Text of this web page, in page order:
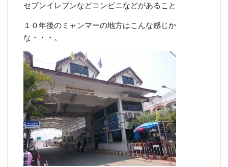
セブンイレブンなどコンビニなどがあること
１０年後のミャンマーの地方はこんな感じか
な・・・。